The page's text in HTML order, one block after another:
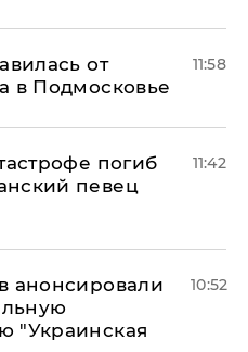
от
в Подмосковье
11:58
погиб
певец
11:42
анонсировали
"Украинская
10:52